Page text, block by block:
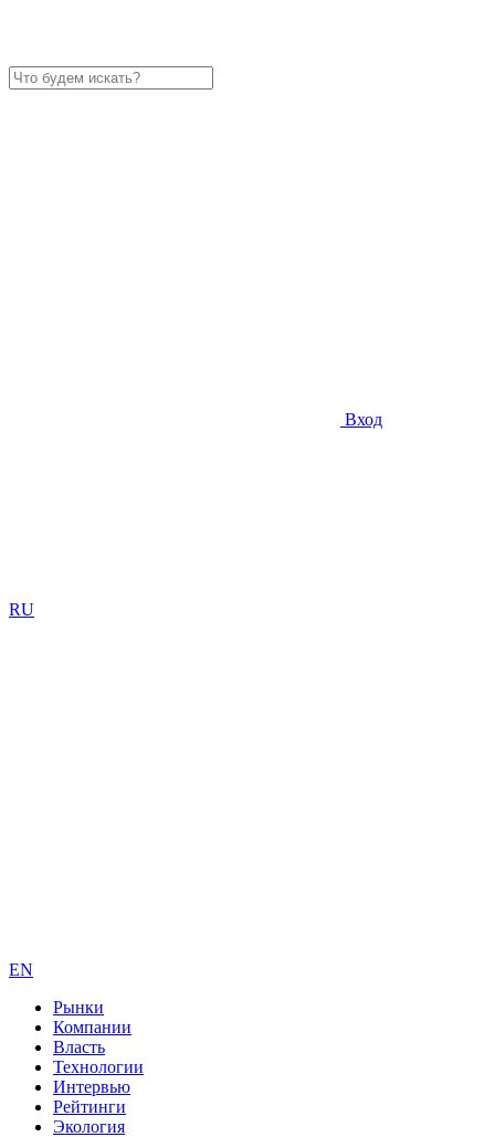
Вход
RU
EN
Рынки
Компании
Власть
Технологии
Интервью
Рейтинги
Экология